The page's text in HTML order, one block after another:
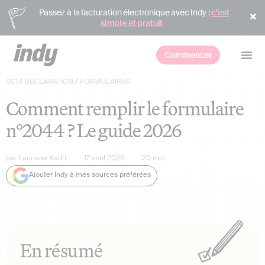
Passez à la facturation électronique avec Indy :c’est
simple et gratuit
Commencer
SCI / DÉCLARATION / FORMULAIRES
Comment remplir le formulaire
n°2044 ? Le guide 2026
par Lauriane Kadri 17 avril 2026 20 min
Ajouter Indy à mes sources préférées
En résumé